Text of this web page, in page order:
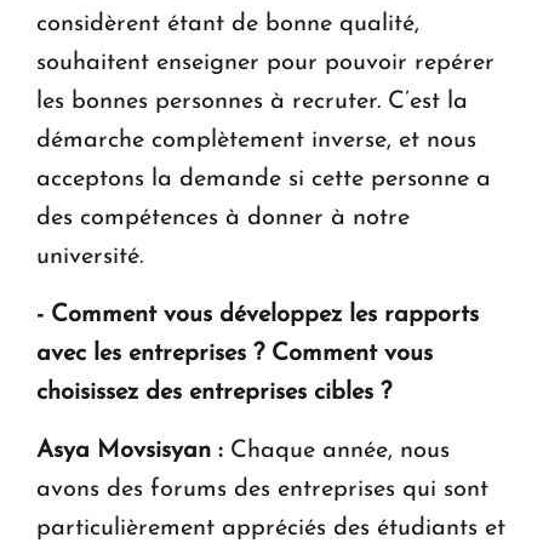
considèrent étant de bonne qualité,
souhaitent enseigner pour pouvoir repérer
les bonnes personnes à recruter. C’est la
démarche complètement inverse, et nous
acceptons la demande si cette personne a
des compétences à donner à notre
université.
- Comment vous développez les rapports
avec les entreprises ? Comment vous
choisissez des entreprises cibles ?
Asya Movsisyan : Chaque année, nous
avons des forums des entreprises qui sont
particulièrement appréciés des étudiants et